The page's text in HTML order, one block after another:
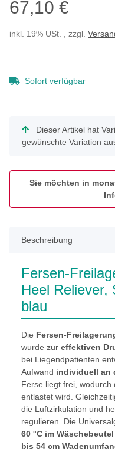
67,10 €
inkl. 19% USt. , zzgl.
Sofort verfügbar
x
Dieser Artikel hat
gewünschte Variation
Sie möchten in
Beschreibung
Fersen-
Heel Reliever,
blau
Die Fersen-
wurde zur effektiven
bei Liegendpatienten
Aufwand individuell an
Ferse liegt frei,
entlastet wird.
die Luftzirkulation und
regulieren. Die
60 °C im
bis 54 cm